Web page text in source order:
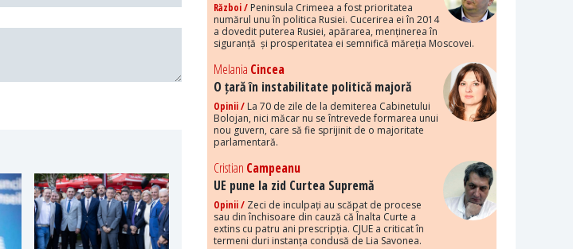
Război / Peninsula Crimeea a fost prioritatea
numărul unu în politica Rusiei. Cucerirea ei în 2014
a dovedit puterea Rusiei, apărarea, menținerea în
siguranță și prosperitatea ei semnifică măreția Moscovei.
Melania Cincea
O țară în instabilitate politică majoră
Opinii / La 70 de zile de la demiterea Cabinetului
Bolojan, nici măcar nu se întrevede formarea unui
nou guvern, care să fie sprijinit de o majoritate
parlamentară.
Cristian Campeanu
UE pune la zid Curtea Supremă
Opinii / Zeci de inculpați au scăpat de procese
sau din închisoare din cauză că Înalta Curte a
extins cu patru ani prescripția. CJUE a criticat în
termeni duri instanța condusă de Lia Savonea.